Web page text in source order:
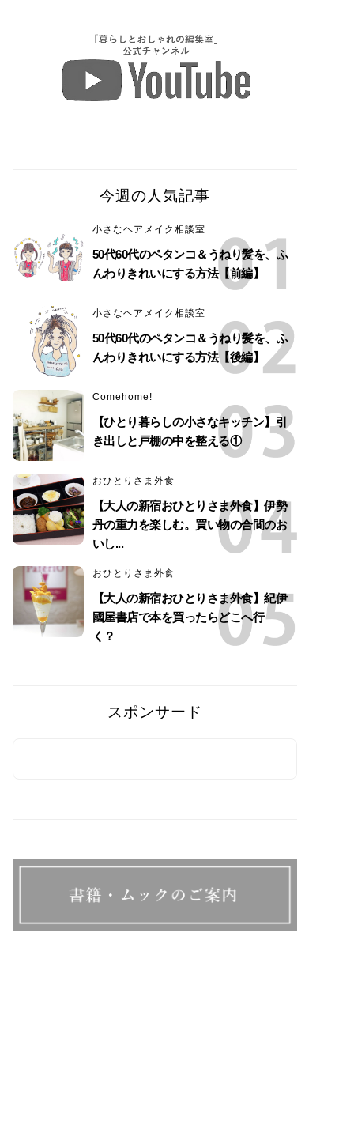
今週の人気記事
小さなヘアメイク相談室
50代60代のペタンコ＆うねり髪を、ふ
んわりきれいにする方法【前編】
小さなヘアメイク相談室
50代60代のペタンコ＆うねり髪を、ふ
んわりきれいにする方法【後編】
Comehome!
【ひとり暮らしの小さなキッチン】引
き出しと戸棚の中を整える①
おひとりさま外食
【大人の新宿おひとりさま外食】伊勢
丹の重力を楽しむ。買い物の合間のお
いし...
おひとりさま外食
【大人の新宿おひとりさま外食】紀伊
國屋書店で本を買ったらどこへ行
く？
スポンサード